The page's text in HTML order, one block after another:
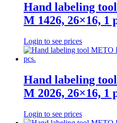
Hand labeling
M 1426, 26×16, 1
Login to see prices
Hand labeling
M 2026, 26×16, 1
Login to see prices